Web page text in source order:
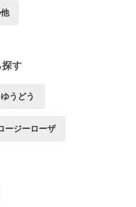
探す
うどう
ージーローザ